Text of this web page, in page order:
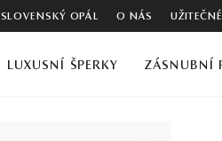
SLOVENSKÝ OPÁL O NÁS
LUXUSNÍ ŠPERKY ZÁSNUBNÍ